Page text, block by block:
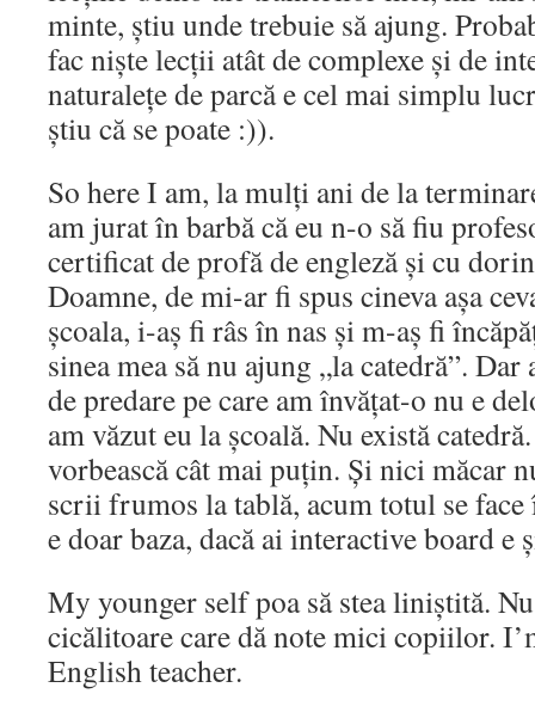
minte, știu unde trebuie să ajung.
fac niște lecții atât de complexe și de
naturalețe de parcă e cel mai simplu
știu că se poate :)).
So here I am, la mulți ani de la
am jurat în barbă că eu n-o să fiu
certificat de profă de engleză și cu
Doamne, de mi-ar fi spus cineva așa
școala, i-aș fi râs în nas și m-aș fi
sinea mea să nu ajung „la catedră”.
de predare pe care am învățat-o nu e
am văzut eu la școală. Nu există
vorbească cât mai puțin. Și nici măcar
scrii frumos la tablă, acum totul se
e doar baza, dacă ai interactive board e
My younger self poa să stea liniștită.
cicălitoare care dă note mici copiilor.
English teacher.